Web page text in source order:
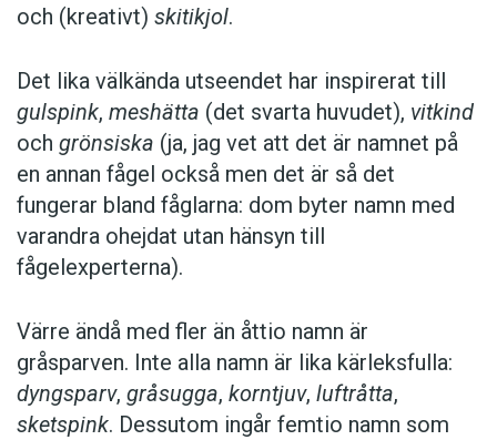
och (kreativt) skitikjol.
Det lika välkända utseendet har inspirerat till
gulspink, meshätta (det svarta huvudet), vitkind
och grönsiska (ja, jag vet att det är namnet på
en ­annan fågel också men det är så det
fungerar bland fåglarna: dom byter namn med
var­andra ohejdat utan hänsyn till
fågelexperterna).
Värre ändå med fler än åttio namn är
gråsparven. Inte alla namn är lika kärleks­fulla:
dyngsparv, gråsugga, korntjuv, luftråtta,
sketspink. Dessutom ingår femtio namn som